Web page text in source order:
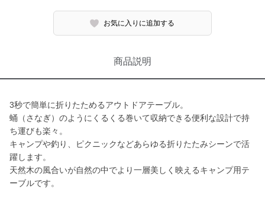
お気に入りに追加する
商品説明
3秒で簡単に折りたためるアウトドアテーブル。
蛹（さなぎ）のようにくるくる巻いて収納できる便利な設計で持
ち運びも楽々。
キャンプや釣り、ピクニックなどあらゆる折りたたみシーンで活
躍します。
天然木の風合いが自然の中でより一層美しく映えるキャンプ用テ
ーブルです。